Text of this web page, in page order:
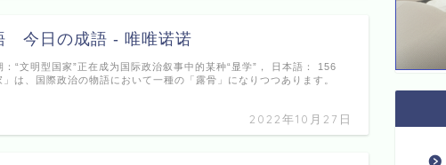
今日の成語 - 唯唯诺诺
2022年10月27日
“文明型国家”正在成为国际政治叙事中的某种“显学”， 日本語： 156
は、国際政治の物語において一種の「露骨」になりつつあります。